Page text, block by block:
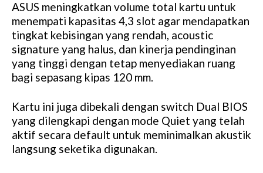
ASUS meningkatkan volume total kartu untuk
menempati kapasitas 4,3 slot agar mendapatkan
tingkat kebisingan yang rendah, acoustic
signature yang halus, dan kinerja pendinginan
yang tinggi dengan tetap menyediakan ruang
bagi sepasang kipas 120 mm.
Kartu ini juga dibekali dengan switch Dual BIOS
yang dilengkapi dengan mode Quiet yang telah
aktif secara default untuk meminimalkan akustik
langsung seketika digunakan.